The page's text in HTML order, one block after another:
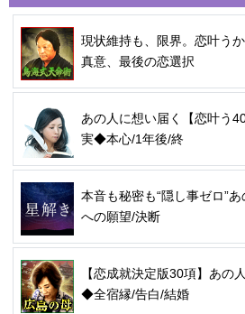
現状維持も、限界。恋叶う
真意、最後の恋選択
あの人に想い届く【恋叶う
実◆本心/1年後/終
本音も秘密も“隠し事ゼロ”
への願望/決断
【恋成就決定版30項】あの
◆全宿縁/告白/結婚